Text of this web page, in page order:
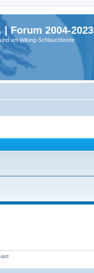
| Forum 2004-2023
um Wiking-Schlauchboote